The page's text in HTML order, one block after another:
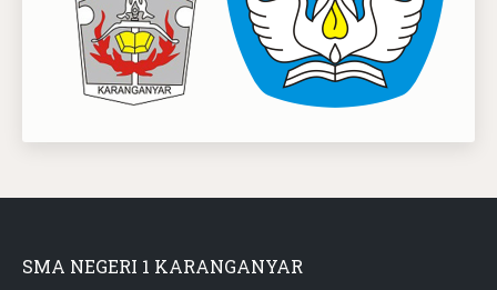
SMA NEGERI 1 KARANGANYAR